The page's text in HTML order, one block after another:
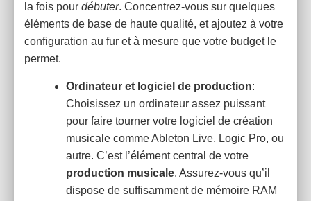
la fois pour débuter. Concentrez-vous sur quelques
éléments de base de haute qualité, et ajoutez à votre
configuration au fur et à mesure que votre budget le
permet.
Ordinateur et logiciel de production:
Choisissez un ordinateur assez puissant
pour faire tourner votre logiciel de création
musicale comme Ableton Live, Logic Pro, ou
autre. C’est l’élément central de votre
production musicale. Assurez-vous qu’il
dispose de suffisamment de mémoire RAM